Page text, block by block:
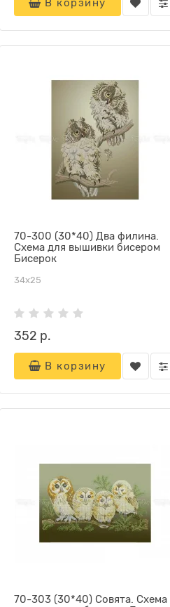
В корзину
70-300 (30*40) Два филина.
Схема для вышивки бисером
Бисерок
34х25
352 р.
В корзину
70-303 (30*40) Совята. Схема